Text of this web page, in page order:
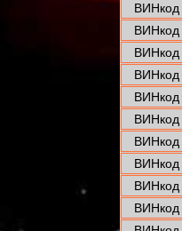
ВИНкод
ВИНкод
ВИНкод
ВИНкод
ВИНкод
ВИНкод
ВИНкод
ВИНкод
ВИНкод
ВИНкод